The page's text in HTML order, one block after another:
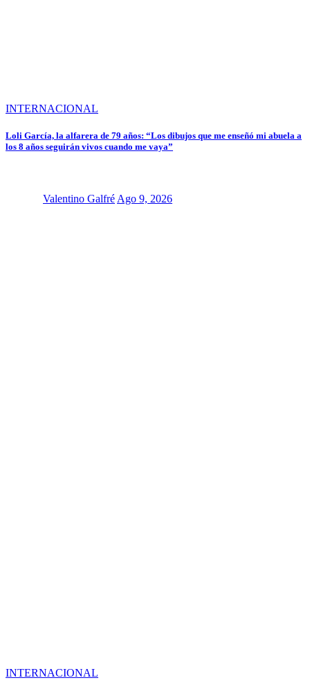
INTERNACIONAL
Loli García, la alfarera de 79 años: “Los dibujos que me enseñó mi abuela a
los 8 años seguirán vivos cuando me vaya”
Valentino Galfré Ago 9, 2026
INTERNACIONAL